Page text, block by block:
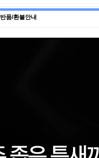
반품/환불안내